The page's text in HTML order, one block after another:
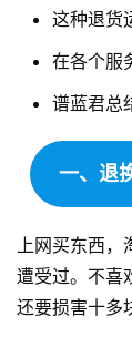
这种退货
在各个服
谱蓝君总
一、退
上网买东西
遭受过。不喜
还要损害十多